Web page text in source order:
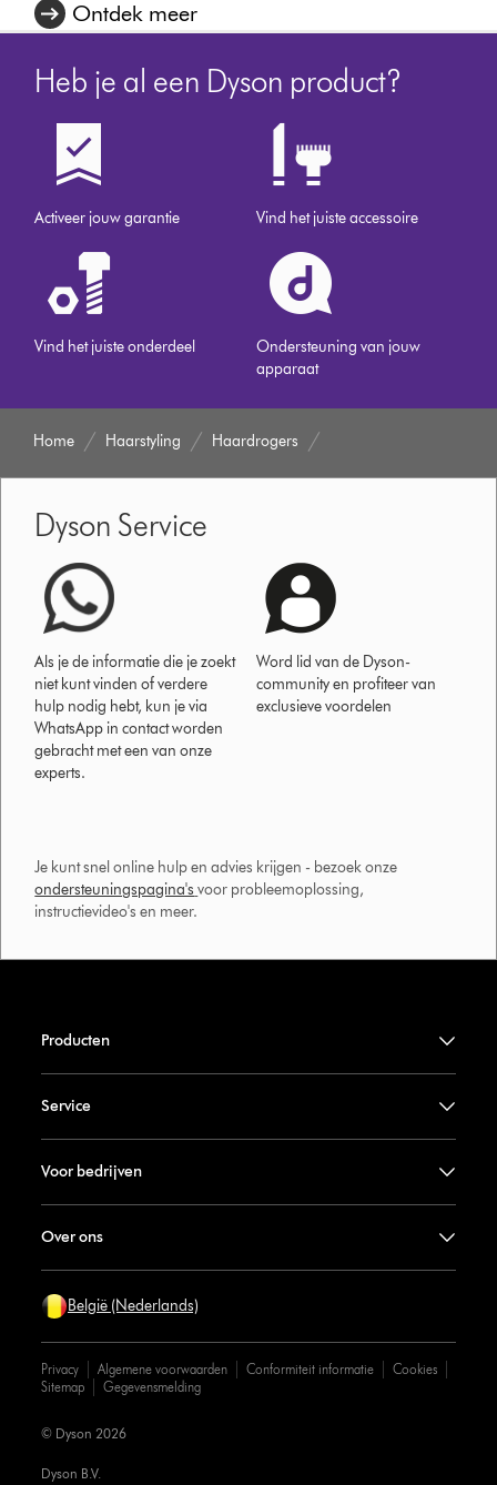
Ontdek meer
Heb je al een Dyson product?
Activeer jouw garantie Vind het juiste accessoire
Vind het juiste onderdeel
Ondersteuning van jouw
apparaat
Home Haarstyling Haardrogers
Dyson Service
Als je de informatie die je zoekt
niet kunt vinden of verdere
hulp nodig hebt, kun je via
WhatsApp in contact worden
gebracht met een van onze
experts.
Word lid van de Dyson-
community en profiteer van
exclusieve voordelen
Je kunt snel online hulp en advies krijgen - bezoek onze
ondersteuningspagina's voor probleemoplossing,
instructievideo's en meer.
Producten
Service
Voor bedrijven
Over ons
België (Nederlands)
Privacy Algemene voorwaarden Conformiteit informatie
Cookies
Sitemap
Gegevensmelding
Dyson B.V.
© Dyson 2026